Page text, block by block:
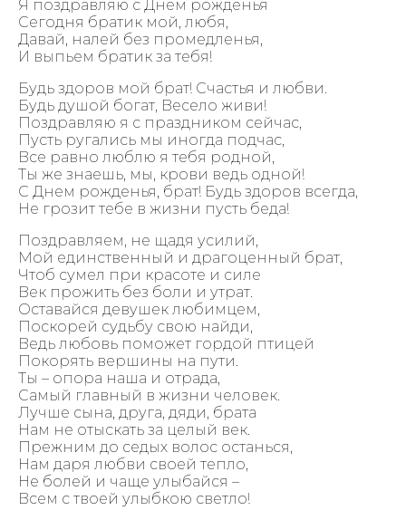
Я поздравляю с Днем рожденья
Сегодня братик мой, любя,
Давай, налей без промедленья,
И выпьем братик за тебя!
Будь здоров мой брат! Счастья и любви.
Будь душой богат, Весело живи!
Поздравляю я с праздником сейчас,
Пусть ругались мы иногда подчас,
Все равно люблю я тебя родной,
Ты же знаешь, мы, крови ведь одной!
С Днем рожденья, брат! Будь здоров всегда,
Не грозит тебе в жизни пусть беда!
Поздравляем, не щадя усилий,
Мой единственный и драгоценный брат,
Чтоб сумел при красоте и силе
Век прожить без боли и утрат.
Оставайся девушек любимцем,
Поскорей судьбу свою найди,
Ведь любовь поможет гордой птицей
Покорять вершины на пути.
Ты – опора наша и отрада,
Самый главный в жизни человек.
Лучше сына, друга, дяди, брата
Нам не отыскать за целый век.
Прежним до седых волос останься,
Нам даря любви своей тепло,
Не болей и чаще улыбайся –
Всем с твоей улыбкою светло!